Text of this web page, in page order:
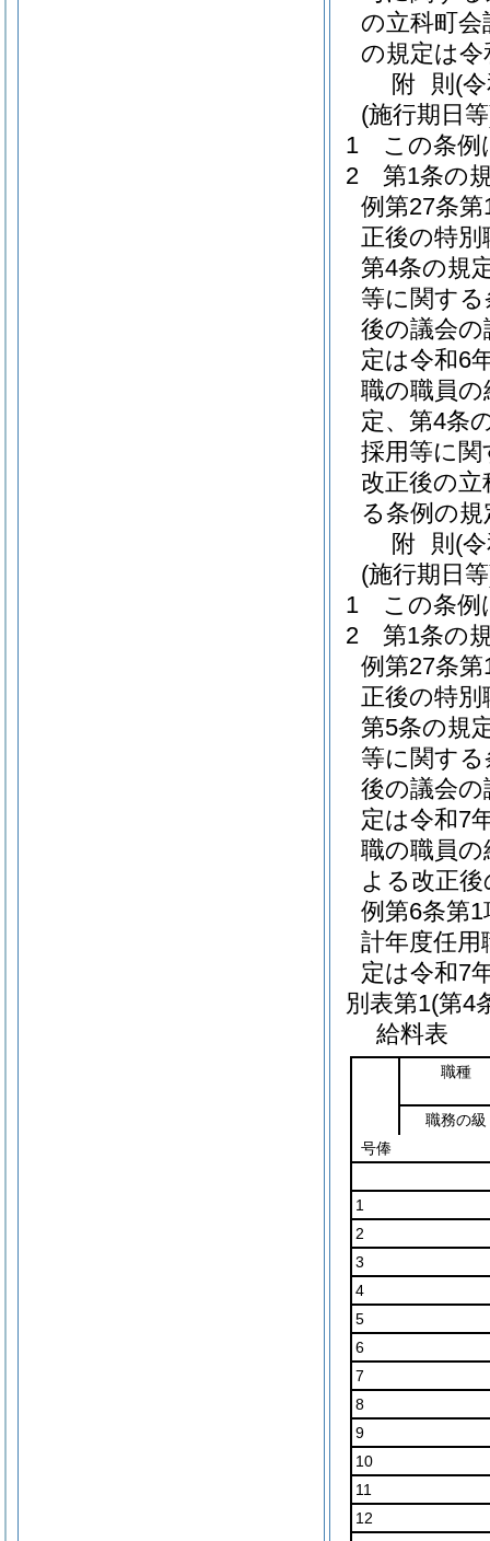
の立科町会
の規定は
附 則 (
(施行期日
1
この条例
2
第1条の
例第27条
正後の特
第4条の規
等に関す
後の議会
定は令和6
職の職員の
定、第4条
採用等に
改正後の
る条例の
附 則 (
(施行期日
1
この条例
2
第1条の
例第27条
正後の特
第5条の規
等に関す
後の議会
定は令和7
職の職員
よる改正
例第6条第
計年度任用
定は令和7
別表第1(第4
給料表
職種
職務の級
号俸
1
2
3
4
5
6
7
8
9
10
11
12